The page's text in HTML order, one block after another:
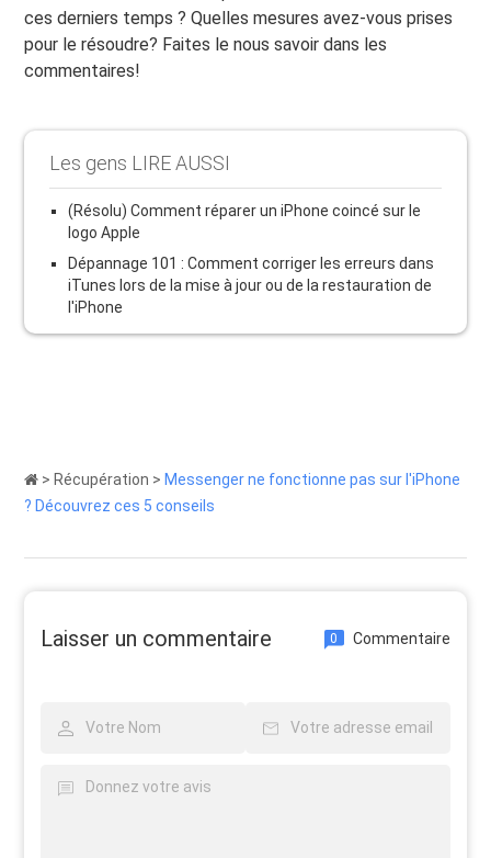
ces derniers temps ? Quelles mesures avez-vous prises
pour le résoudre? Faites le nous savoir dans les
commentaires!
Les gens LIRE AUSSI
(Résolu) Comment réparer un iPhone coincé sur le
logo Apple
Dépannage 101 : Comment corriger les erreurs dans
iTunes lors de la mise à jour ou de la restauration de
l'iPhone
> Récupération > Messenger ne fonctionne pas sur l'iPhone
? Découvrez ces 5 conseils
Laisser un commentaire 0 Commentaire